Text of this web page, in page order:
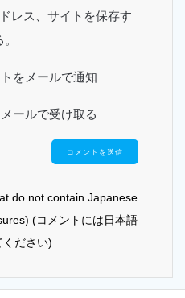
レス、サイトを保存す
。
をメールで通知
ールで受け取る
do not contain Japanese
(コメントには日本語
ください)